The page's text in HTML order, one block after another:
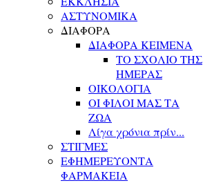
ΑΣΤΥΝΟΜΙΚΑ
ΔΙΑΦΟΡΑ
ΔΙΑΦΟΡΑ ΚΕΙΜΕΝΑ
ΤΟ ΣΧΟΛΙΟ ΤΗΣ
ΗΜΕΡΑΣ
ΟΙΚΟΛΟΓΙΑ
ΟΙ ΦΙΛΟΙ ΜΑΣ ΤΑ
ΖΩΑ
Λίγα χρόνια πρίν...
ΣΤΙΓΜΕΣ
ΕΦΗΜΕΡΕΥΟΝΤΑ
ΦΑΡΜΑΚΕΙΑ